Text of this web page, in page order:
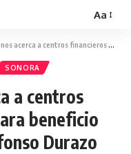
Aa
financieros globales para beneficio de nuestro estado: Alfonso Durazo
SONORA
a centros
beneficio
Durazo